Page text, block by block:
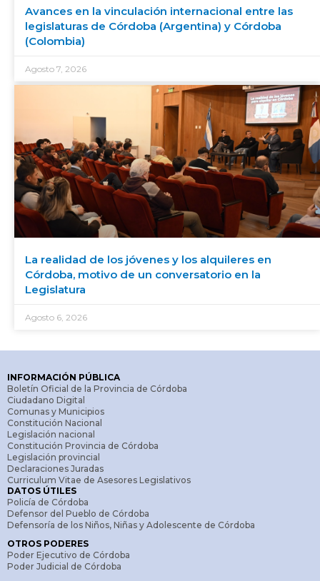
Avances en la vinculación internacional entre las
legislaturas de Córdoba (Argentina) y Córdoba
(Colombia)
Agosto 7, 2026
La realidad de los jóvenes y los alquileres en
Córdoba, motivo de un conversatorio en la
Legislatura
Agosto 6, 2026
INFORMACIÓN PÚBLICA
Boletín Oficial de la Provincia de Córdoba
Ciudadano Digital
Comunas y Municipios
Constitución Nacional
Legislación nacional
Constitución Provincia de Córdoba
Legislación provincial
Declaraciones Juradas
Curriculum Vitae de Asesores Legislativos
DATOS ÚTILES
Policía de Córdoba
Defensor del Pueblo de Córdoba
Defensoría de los Niños, Niñas y Adolescente de Córdoba
OTROS PODERES
Poder Ejecutivo de Córdoba
Poder Judicial de Córdoba